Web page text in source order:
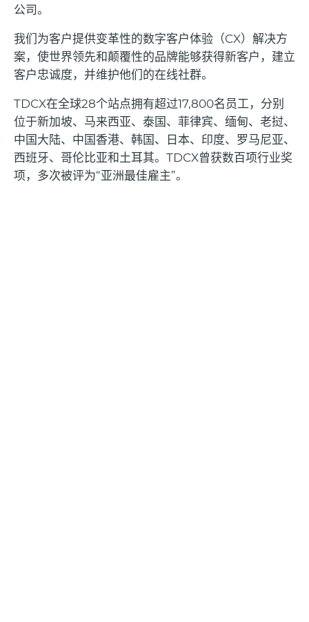
公司。
我们为客户提供变革性的数字客户体验（CX）解决方
案，使世界领先和颠覆性的品牌能够获得新客户，建立
客户忠诚度，并维护他们的在线社群。
TDCX在全球28个站点拥有超过17,800名员工，分别
位于新加坡、马来西亚、泰国、菲律宾、缅甸、老挝、
中国大陆、中国香港、韩国、日本、印度、罗马尼亚、
西班牙、哥伦比亚和土耳其。 TDCX曾获数百项行业奖
项，多次被评为“亚洲最佳雇主”。